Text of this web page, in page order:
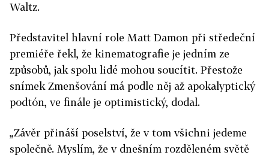
Waltz.
Představitel hlavní role Matt Damon při středeční
premiéře řekl, že kinematografie je jedním ze
způsobů, jak spolu lidé mohou soucítit. Přestože
snímek Zmenšování má podle něj až apokalyptický
podtón, ve finále je optimistický, dodal.
„Závěr přináší poselství, že v tom všichni jedeme
společně. Myslím, že v dnešním rozděleném světě